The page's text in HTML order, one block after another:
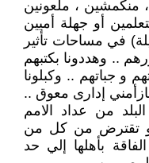
منكمشين ، ملعونين
أو جهلة أميين
في مساحات تأثير
.. وهددونا بكتبهم
و جباتهم .. وكبلونا
إدارى معوق ..
من عداد الامم
و تقترض من كل من
بأهلها إلي حد